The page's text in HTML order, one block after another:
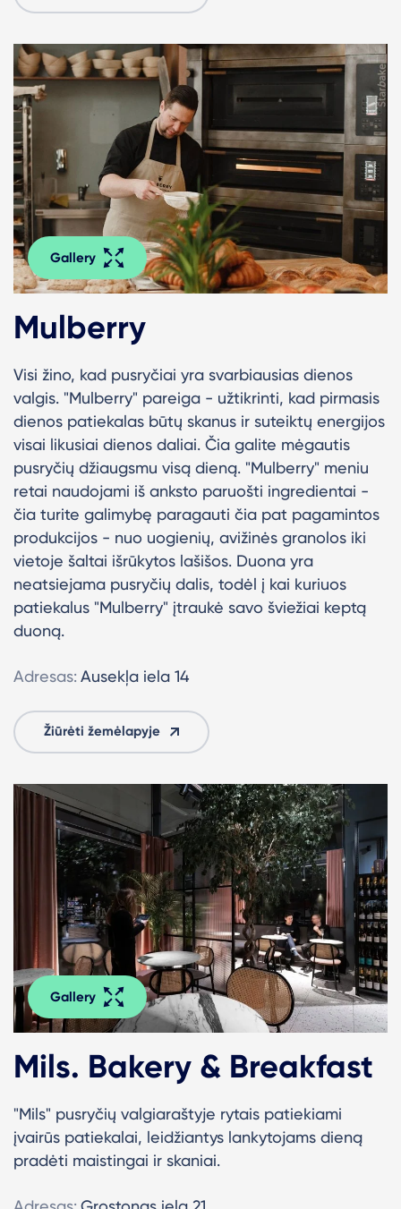
Gallery
Mulberry
Visi žino, kad pusryčiai yra svarbiausias dienos
valgis. "Mulberry" pareiga - užtikrinti, kad pirmasis
dienos patiekalas būtų skanus ir suteiktų energijos
visai likusiai dienos daliai. Čia galite mėgautis
pusryčių džiaugsmu visą dieną. "Mulberry" meniu
retai naudojami iš anksto paruošti ingredientai -
čia turite galimybę paragauti čia pat pagamintos
produkcijos - nuo uogienių, avižinės granolos iki
vietoje šaltai išrūkytos lašišos. Duona yra
neatsiejama pusryčių dalis, todėl į kai kuriuos
patiekalus "Mulberry" įtraukė savo šviežiai keptą
duoną.
Adresas: Ausekļa iela 14
Žiūrėti žemėlapyje
Gallery
Mils. Bakery & Breakfast
"Mils" pusryčių valgiaraštyje rytais patiekiami
įvairūs patiekalai, leidžiantys lankytojams dieną
pradėti maistingai ir skaniai.